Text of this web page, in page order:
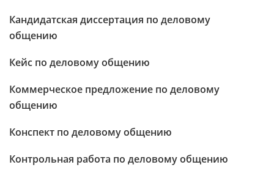
Кандидатская диссертация по деловому
общению
Кейс по деловому общению
Коммерческое предложение по деловому
общению
Конспект по деловому общению
Контрольная работа по деловому общению